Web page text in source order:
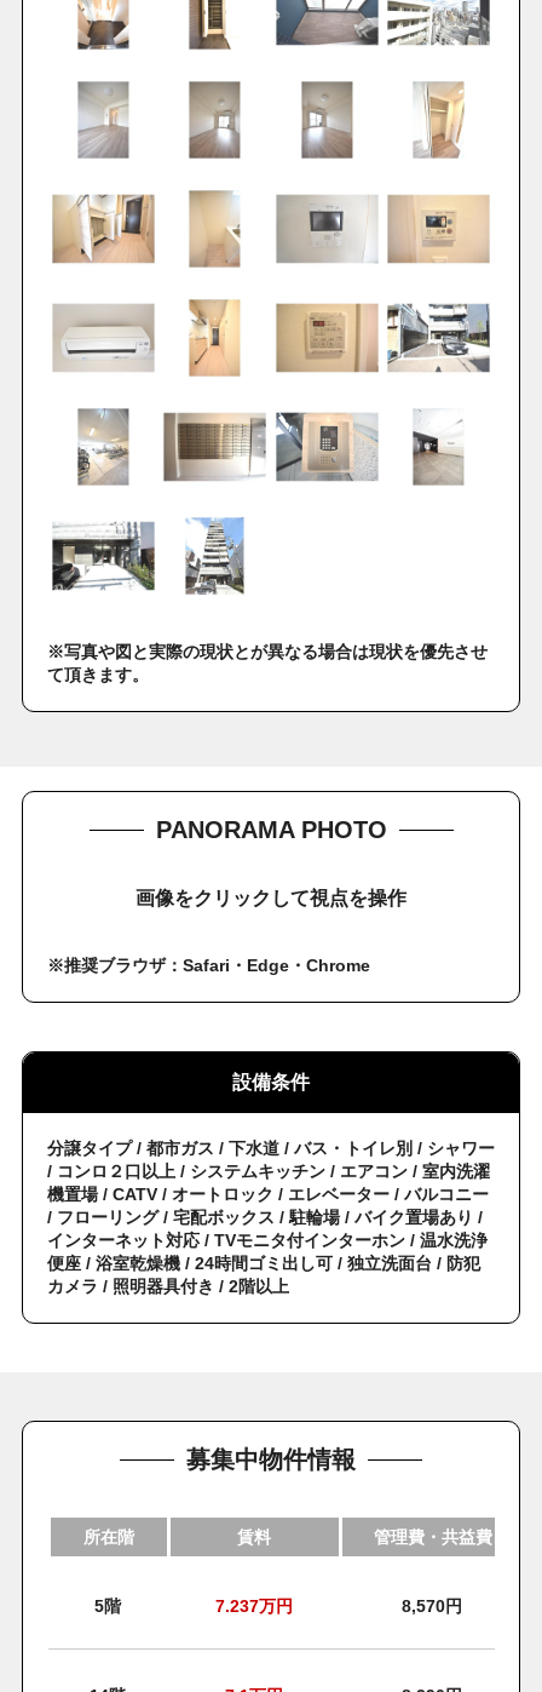
※写真や図と実際の現状とが異なる場合は現状を優先させ
て頂きます。
PANORAMA PHOTO
画像をクリックして視点を操作
※推奨ブラウザ：Safari・Edge・Chrome
設備条件
分譲タイプ / 都市ガス / 下水道 / バス・トイレ別 / シャワー
/ コンロ２口以上 / システムキッチン / エアコン / 室内洗濯
機置場 / CATV / オートロック / エレベーター / バルコニー
/ フローリング / 宅配ボックス / 駐輪場 / バイク置場あり /
インターネット対応 / TVモニタ付インターホン / 温水洗浄
便座 / 浴室乾燥機 / 24時間ゴミ出し可 / 独立洗面台 / 防犯
カメラ / 照明器具付き / 2階以上
募集中物件情報
所在階 賃料 管理費・共益費
5階 7.237万円 8,570円